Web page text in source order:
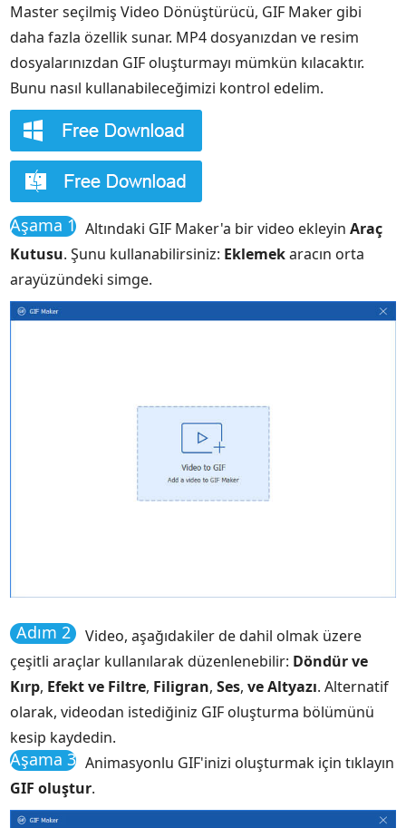
Master seçilmiş Video Dönüştürücü, GIF Maker gibi
daha fazla özellik sunar. MP4 dosyanızdan ve resim
dosyalarınızdan GIF oluşturmayı mümkün kılacaktır.
Bunu nasıl kullanabileceğimizi kontrol edelim.
Aşama 1 Altındaki GIF Maker'a bir video ekleyinAraç
Kutusu. Şunu kullanabilirsiniz: Eklemekaracın orta
arayüzündeki simge.
Adım 2
Video, aşağıdakiler de dahil olmak üzere
çeşitli araçlar kullanılarak düzenlenebilir: Döndür ve
Kırp, Efekt ve Filtre, Filigran,Ses,ve Altyazı. Alternatif
olarak, videodan istediğiniz GIF oluşturma bölümünü
kesip kaydedin.
Aşama 3 Animasyonlu GIF'inizi oluşturmak için tıklayın
GIF oluştur.